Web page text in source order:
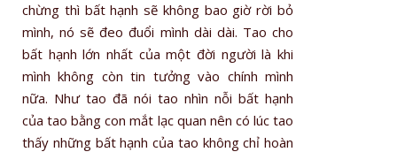
chừng thì bất hạnh sẽ không bao giờ rời bỏ
mình, nó sẽ đeo đuổi mình dài dài. Tao cho
bất hạnh lớn nhất của một đời người là khi
mình không còn tin tưởng vào chính mình
nữa. Như tao đã nói tao nhìn nỗi bất hạnh
của tao bằng con mắt lạc quan nên có lúc tao
thấy những bất hạnh của tao không chỉ hoàn